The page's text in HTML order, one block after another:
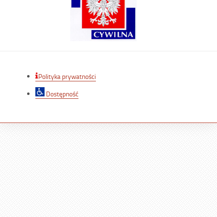
Polityka prywatności
Dostępność